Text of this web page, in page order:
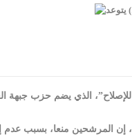
النواب على شراكة فاعلة مع
دعوة
الذي يضم حزب جبهة